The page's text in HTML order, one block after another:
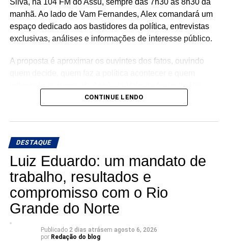
Silva, na 104 FM do Assú, sempre das 7h30 às 8h30 da
manhã. Ao lado de Vam Fernandes, Alex comandará um
espaço dedicado aos bastidores da política, entrevistas
exclusivas, análises e informações de interesse público.
A proposta é aproximar os ouvintes dos fatos, ouvindo
🎙️ O rádio ganha um novo espaço para o debate, a
Conexão com Alex Silva: onde a notícia ganha voz e os
bastidores viram informação.
📅 Estreia: 7 de agosto
📻 104 FM do Assú
🕢 Toda sexta-feira, das 7h30 às 8h30 da manhã.
CONTINUE LENDO
DESTAQUE
Luiz Eduardo: um mandato de
trabalho, resultados e
compromisso com o Rio
Grande do Norte
Publicado 2 dias atrásem agosto 6, 2026
por Redação do blog